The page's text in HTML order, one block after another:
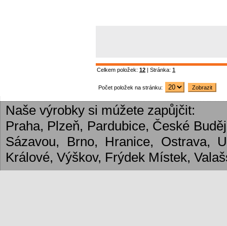
Celkem položek: 12 | Stránka: 1
Počet položek na stránku:
Naše výrobky si múžete zapůjčit:
Praha, Plzeň, Pardubice, České
Sázavou, Brno, Hranice, Ostrava,
Králové, Výškov, Frýdek Místek,